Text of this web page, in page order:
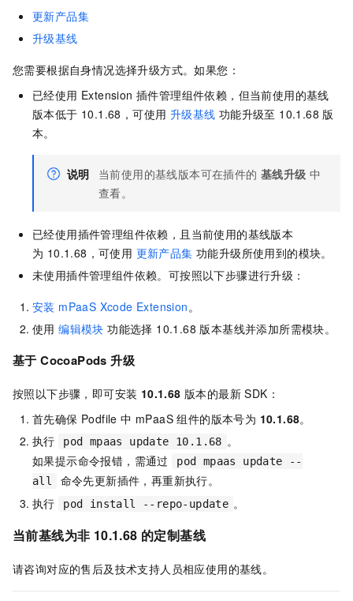
更新产品集
升级基线
您需要根据自身情况选择升级方式。如果您：
已经使用 Extension 插件管理组件依赖，但当前使用的基线
版本低于 10.1.68，可使用 升级基线 功能升级至 10.1.68 版
本。
说明 当前使用的基线版本可在插件的 基线升级 中
查看。
已经使用插件管理组件依赖，且当前使用的基线版本
为 10.1.68，可使用 更新产品集 功能升级所使用到的模块。
未使用插件管理组件依赖。可按照以下步骤进行升级：
安装 mPaaS Xcode Extension。
使用编辑模块 功能选择 10.1.68 版本基线并添加所需模块。
基于 CocoaPods 升级
按照以下步骤，即可安装 10.1.68 版本的最新 SDK：
首先确保 Podfile 中 mPaaS 组件的版本号为 10.1.68。
执行
pod mpaas update 10.1.68 。
如果提示命令报错，需通过
pod mpaas update --
all
命令先更新插件，再重新执行。
执行
pod install --repo-update 。
当前基线为非 10.1.68 的定制基线
请咨询对应的售后及技术支持人员相应使用的基线。